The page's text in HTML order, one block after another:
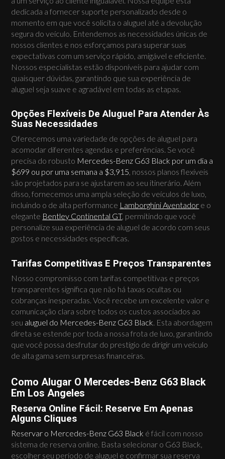
dedicada a fornecer suporte personalizado desde o
momento em que você solicita o aluguel até a devolução
segura do veículo. Entendemos as necessidades únicas de
nossos clientes e nos esforçamos para superar suas
expectativas com um serviço rápido, amigável e eficiente.
Nossos especialistas estão disponíveis para ajudar com
quaisquer dúvidas, garantindo que sua experiência de
aluguel seja suave e agradável em todas as etapas.
Opções Flexíveis De Aluguel Para Atender Às
Suas Necessidades
Oferecemos uma variedade de opções de aluguel para
acomodar diferentes agendas e preferências. Se você
precisa do robusto Mercedes-Benz G63 Black por um dia a
$699 ou por uma semana a $3,915, nossos planos flexíveis
são projetados para se ajustarem ao seu itinerário. Além
disso, fornecemos uma ampla seleção de veículos de luxo,
incluindo o de alta performance Lamborghini Aventador e o
elegante Bentley Continental GT, permitindo que você
personalize sua experiência de aluguel de acordo com seus
gostos e necessidades específicas.
Tarifas Competitivas E Preços Transparentes
Nosso compromisso com tarifas competitivas e preços
transparentes significa que não há taxas ocultas ou
cobranças inesperadas. Você recebe um excelente valor e
comunicação clara sobre todos os custos associados ao
seu aluguel do Mercedes-Benz G63 Black . Esta abordagem
direta se estende por toda a nossa frota de luxo, garantindo
que você possa desfrutar do prestígio de dirigir um veículo
de alta gama sem surpresas financeiras.
Como Alugar O Mercedes-Benz G63 Black
Em Los Angeles
Reserva Online Fácil: Reserve Em Apenas
Alguns Cliques
Reservar o Mercedes-Benz G63 Black é fácil com nosso
sistema de reserva online. Basta selecionar o G63 Black,
escolher seu período de aluguel e confirmar sua reserva